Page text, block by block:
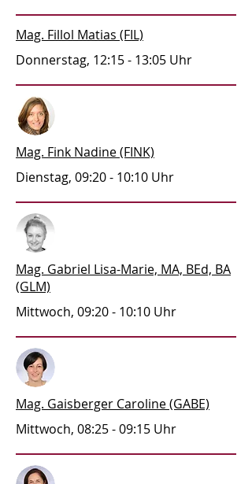
Mag. Fillol Matias (FIL)
Donnerstag, 12:15 - 13:05 Uhr
Mag. Fink Nadine (FINK)
Dienstag, 09:20 - 10:10 Uhr
Mag. Gabriel Lisa-Marie, MA, BEd, BA
(GLM)
Mittwoch, 09:20 - 10:10 Uhr
Mag. Gaisberger Caroline (GABE)
Mittwoch, 08:25 - 09:15 Uhr